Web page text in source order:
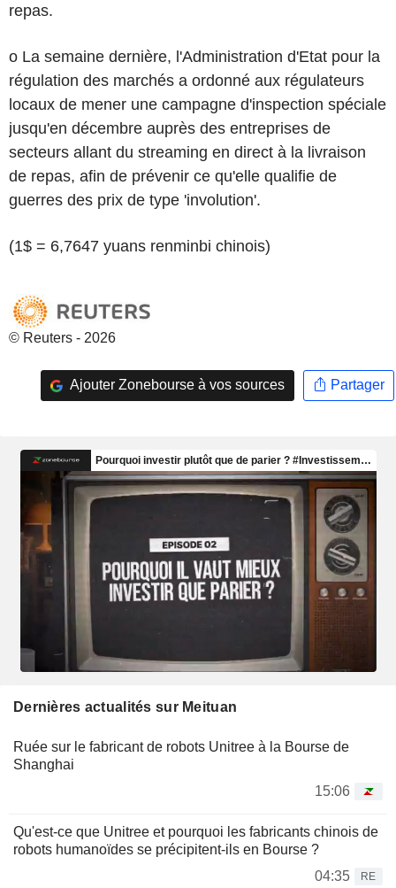
repas.
o La semaine dernière, l'Administration d'Etat pour la
régulation des marchés a ordonné aux régulateurs
locaux de mener une campagne d'inspection spéciale
jusqu'en décembre auprès des entreprises de
secteurs allant du streaming en direct à la livraison
de repas, afin de prévenir ce qu'elle qualifie de
guerres des prix de type 'involution'.
(1$ = 6,7647 yuans renminbi chinois)
© Reuters - 2026
Ajouter Zonebourse à vos sources Partager
Dernières actualités sur Meituan
Ruée sur le fabricant de robots Unitree à la Bourse de
Shanghai
15:06
Qu'est-ce que Unitree et pourquoi les fabricants chinois de
robots humanoïdes se précipitent-ils en Bourse ?
04:35
RE